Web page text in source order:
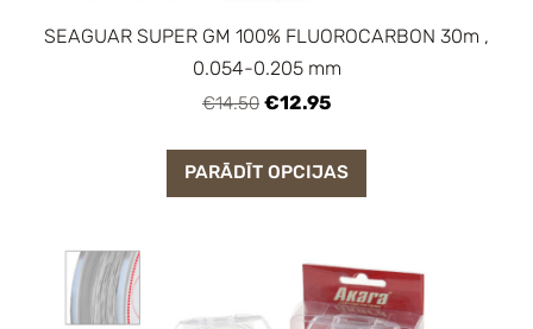
SEAGUAR SUPER GM 100% FLUOROCARBON 30m ,
0.054-0.205 mm
€14.50 €12.95
PARĀDĪT OPCIJAS